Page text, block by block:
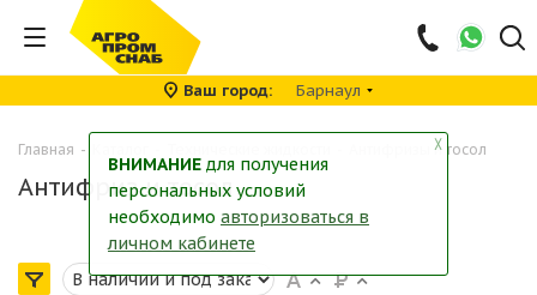
Ваш город Барнаул
Главная - Антифризы и тосол
Антифриз и тосол
╳
ВНИМАНИЕ для получения
персональных условий
необходимо авторизоваться в
личном кабинете